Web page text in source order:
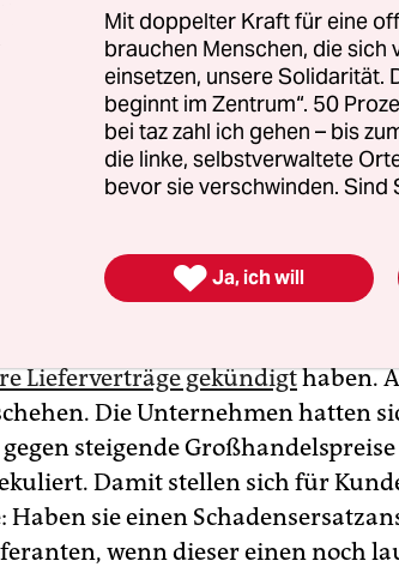
verpflichtet sind, jeden Kunden
Stromversorger
Haushalte dürften betroffen sein,
Lieferverträge gekündigthaben.
Die Unternehmen hatten
steigende
Damit stellen sich für
Haben sie einen
wenn dieser einen noch
Mit doppelter Kraft für eine
brauchen Menschen, die
einsetzen, unsere Solidarität.
beginnt im Zentrum“. 50
bei taz zahl ich gehen – bis
die linke, selbstverwaltete
bevor sie verschwinden. Sind
 Ja, ich will